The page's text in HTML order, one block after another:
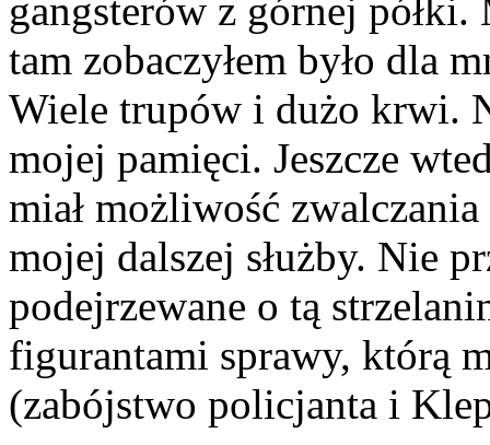
gangsterów z górnej
tam zobaczyłem było dla
Wiele trupów i dużo krwi.
mojej pamięci. Jeszcze
miał możliwość
mojej dalszej służby. Nie
podejrzewane o tą
figurantami sprawy, którą
(zabójstwo policjanta i